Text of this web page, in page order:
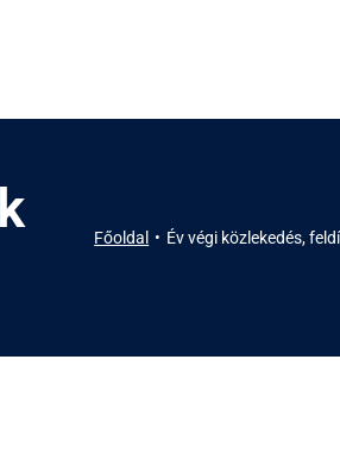
Főoldal Év végi közlekedés,